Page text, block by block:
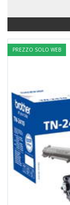
PREZZO SOLO WEB